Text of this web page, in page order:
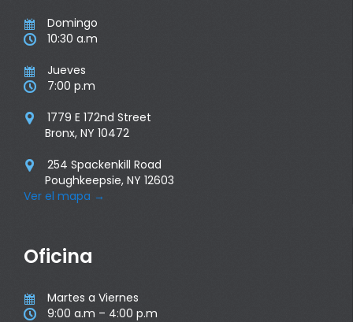
 Domingo
 10:30 a.m
 Jueves
 7:00 p.m

1779 E 172nd Street
Bronx, NY 10472

254 Spackenkill Road
Poughkeepsie, NY 12603
Ver el mapa →
Oficina
 Martes a Viernes
 9:00 a.m – 4:00 p.m